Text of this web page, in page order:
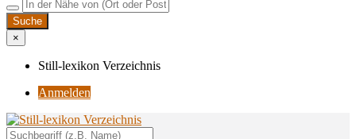
×
Still-lexikon Verzeichnis
Anmelden